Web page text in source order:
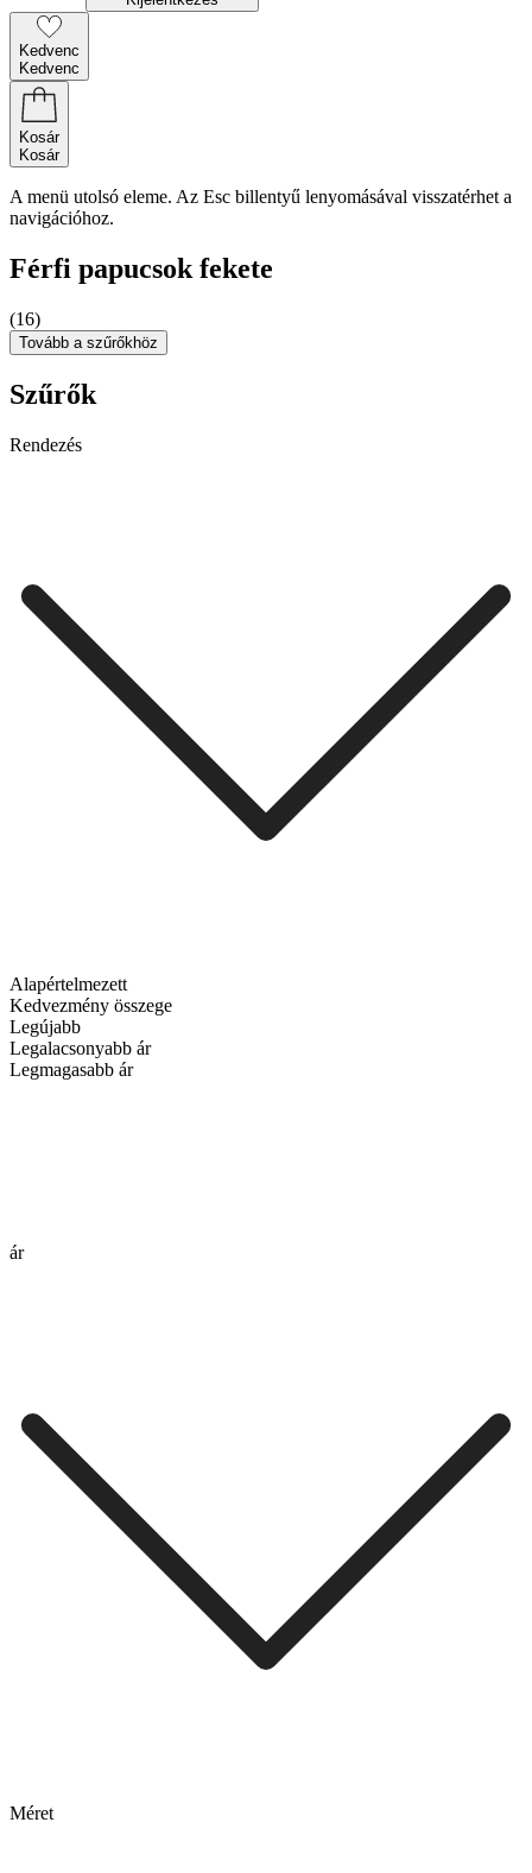
Kedvenc
Kedvenc
Kosár
Kosár
A menü utolsó eleme. Az Esc billentyű lenyomásával visszatérhet a
navigációhoz.
Férfi papucsok fekete
(16)
Tovább a szűrőkhöz
Szűrők
Rendezés
Alapértelmezett
Kedvezmény összege
Legújabb
Legalacsonyabb ár
Legmagasabb ár
ár
Méret